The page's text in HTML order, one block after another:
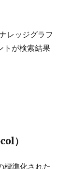
レッジグラフ
トが検索結果
）
標準化された